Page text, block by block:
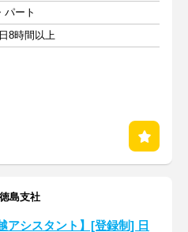
パート
8時間以上
島支社
アシスタント】[登録制] 日